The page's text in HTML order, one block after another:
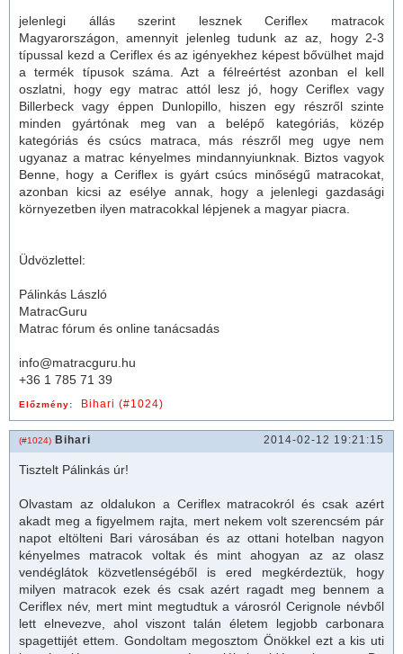
jelenlegi állás szerint lesznek Ceriflex matracok
Magyarországon, amennyit jelenleg tudunk az az, hogy 2-3
típussal kezd a Ceriflex és az igényekhez képest bővülhet majd
a termék típusok száma. Azt a félreértést azonban el kell
oszlatni, hogy egy matracattól lesz jó, hogy Ceriflex vagy
Billerbeck vagy éppen Dunlopillo, hiszen egy részről szinte
minden gyártónak meg van a belépő kategóriás, közép
kategóriás és csúcs matraca, más részről meg ugye nem
ugyanaz a matrac kényelmes mindannyiunknak. Biztos vagyok
Benne, hogy a Ceriflex is gyárt csúcs minőségű matracokat,
azonban kicsi az esélye annak, hogy a jelenlegi gazdasági
környezetben ilyen matracokkal lépjenek a magyar piacra.
Üdvözlettel:
Pálinkás László
MatracGuru
Matrac fórum és online tanácsadás
info@matracguru.hu
+36 1 785 71 39
Előzmény: Bihari (#1024)
(#1024) Bihari 2014-02-12 19:21:15
Tisztelt Pálinkás úr!
Olvastam az oldalukon a Ceriflex matracokról és csak azért
akadt meg a figyelmem rajta, mert nekem volt szerencsém pár
napot eltölteni Bari városában és az ottani hotelban nagyon
kényelmes matracok voltak és mint ahogyan az az olasz
vendéglátok közvetlenségéből is ered megkérdeztük, hogy
milyen matracok ezek és csak azért ragadt meg bennem a
Ceriflex név, mert mint megtudtuk a városról Cerignole névből
lett elnevezve, ahol viszont talán életem legjobb carbonara
spagettijét ettem. Gondoltam megosztom Önökkel ezt a kis uti